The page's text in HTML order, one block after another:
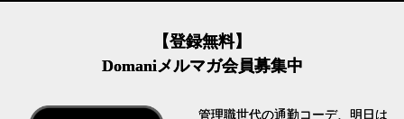
【登録無料】
Domaniメルマガ会員募集中
管理職世代の通勤コーデ、明日は